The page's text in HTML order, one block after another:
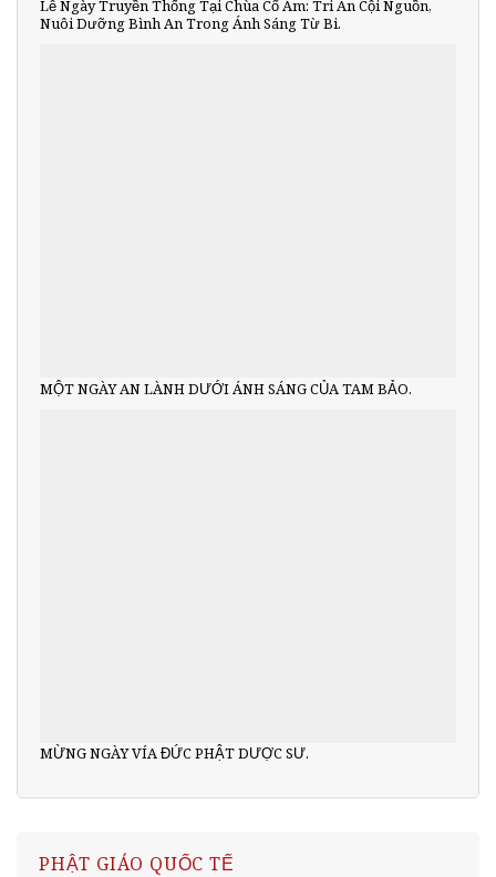
Lễ Ngày Truyền Thống Tại Chùa Cổ Am: Tri Ân Cội Nguồn,
Nuôi Dưỡng Bình An Trong Ánh Sáng Từ Bi.
MỘT NGÀY AN LÀNH DƯỚI ÁNH SÁNG CỦA TAM BẢO.
MỪNG NGÀY VÍA ĐỨC PHẬT DƯỢC SƯ.
PHẬT GIÁO QUỐC TẾ